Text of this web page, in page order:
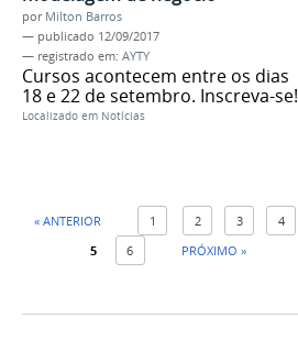
por Milton Barros
— publicado 12/09/2017
— registrado em: AYTY
Cursos acontecem entre os dias
18 e 22 de setembro. Inscreva-se!
Localizado em Notícias
« ANTERIOR 1 2 3
4
5
6 PRÓXIMO »